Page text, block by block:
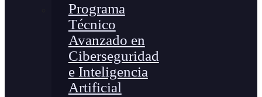
Programa
Técnico
Avanzado en
Ciberseguridad
e Inteligencia
Artificial